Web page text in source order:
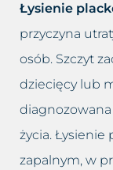
Zastoje
Łysienie
przyczyna
osób. Szczyt
dziecięcy lub
życia. Łysienie
zapalnym, w